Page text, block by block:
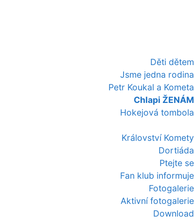
Děti dětem
Jsme jedna rodina
Petr Koukal a Kometa
Chlapi ŽENÁM
Hokejová tombola
Království Komety
Dortiáda
Ptejte se
Fan klub informuje
Fotogalerie
Aktivní fotogalerie
Download